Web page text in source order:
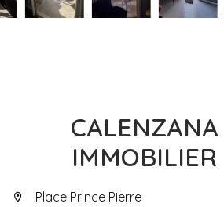
CALENZANA
IMMOBILIER
Place Prince Pierre